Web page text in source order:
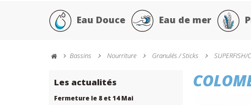
Eau Douce Eau de mer
Bassins Nourriture Granulés / Sticks SUPERFISH/
Les actualités
Fermeture le 8 et 14 Mai